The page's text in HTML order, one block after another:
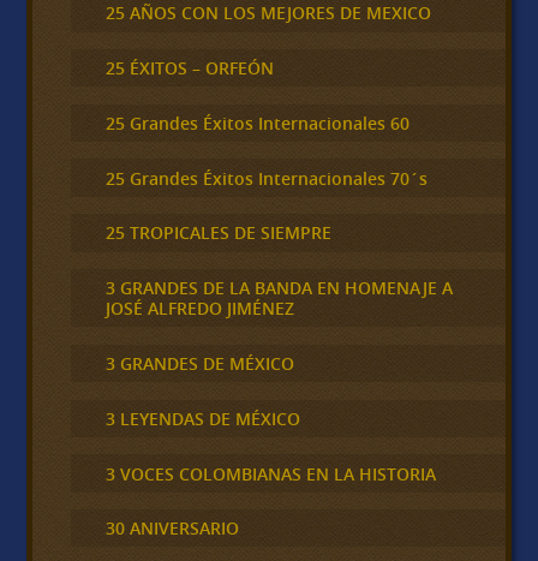
25 AÑOS CON LOS MEJORES DE MEXICO
25 ÉXITOS – ORFEÓN
25 Grandes Éxitos Internacionales 60
25 Grandes Éxitos Internacionales 70´s
25 TROPICALES DE SIEMPRE
3 GRANDES DE LA BANDA EN HOMENAJE A
JOSÉ ALFREDO JIMÉNEZ
3 GRANDES DE MÉXICO
3 LEYENDAS DE MÉXICO
3 VOCES COLOMBIANAS EN LA HISTORIA
30 ANIVERSARIO